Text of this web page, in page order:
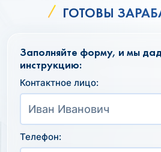
ГОТОВЫ
Заполняйте форму, и мы
инструкцию:
Контактное лицо:
Телефон: